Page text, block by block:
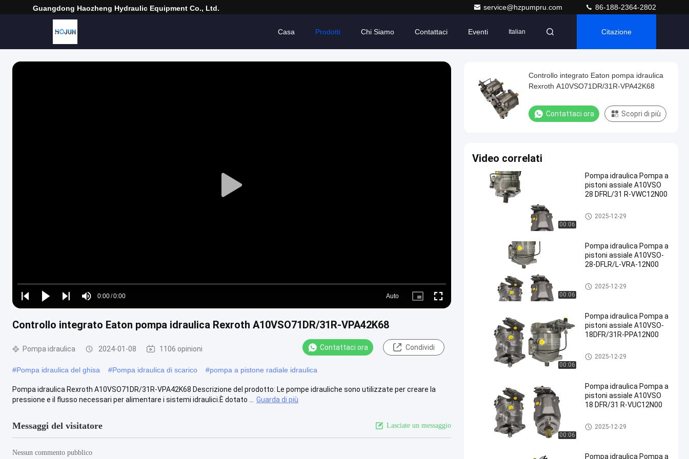
Guangdong Haozheng Hydraulic Equipment Co., Ltd. service@hzpumpru.com 86-188-2364-2802
Casa Prodotti Chi Siamo Contattaci Eventi Italian Citazione
Play
Play
Play
Play
Mute
Time
0:00/0:00
Loaded:
0%
Auto
Picture- Fullscreen
Controllo integrato Eaton pompa idraulica Rexroth A10VSO71DR/31R-VPA42K68
Pompa idraulica 2024-01-08 1106 opinioni Contattaci ora Condividi
#Pompa idraulica del ghisa #Pompa idraulica di scarico #pompa a pistone radiale idraulica
Pompa idraulica Rexroth A10VSO71DR/31R-VPA42K68 Descrizione del prodotto: Le pompe idrauliche sono utilizzate per creare la
pressione e il flusso necessari per alimentare i sistemi idraulici.È dotato ...
Guarda di più
Messaggi del visitatore Lasciate un messaggio
Nessun commento pubblico
Controllo integrato Eaton pompa idraulica
Rexroth A10VSO71DR/31R-VPA42K68
Contattaci ora Scopri di più
Video correlati
00:06
Pompa idraulica Pompa a
pistoni assiale A10VSO
28 DFRL/31 R-VWC12N00
Pompa idraulica
2025-12-29
00:06
Pompa idraulica Pompa a
pistoni assiale A10VSO-
28-DFLR/L-VRA-12N00
Pompa idraulica
2025-12-29
00:06
Pompa idraulica Pompa a
pistoni assiale A10VSO-
18DFR/31R-PPA12N00
Pompa idraulica
2025-12-29
00:06
Pompa idraulica Pompa a
pistoni assiale A10VSO
18 DFR/31 R-VUC12N00
Pompa idraulica
2025-12-29
Pompa idraulica Pompa a